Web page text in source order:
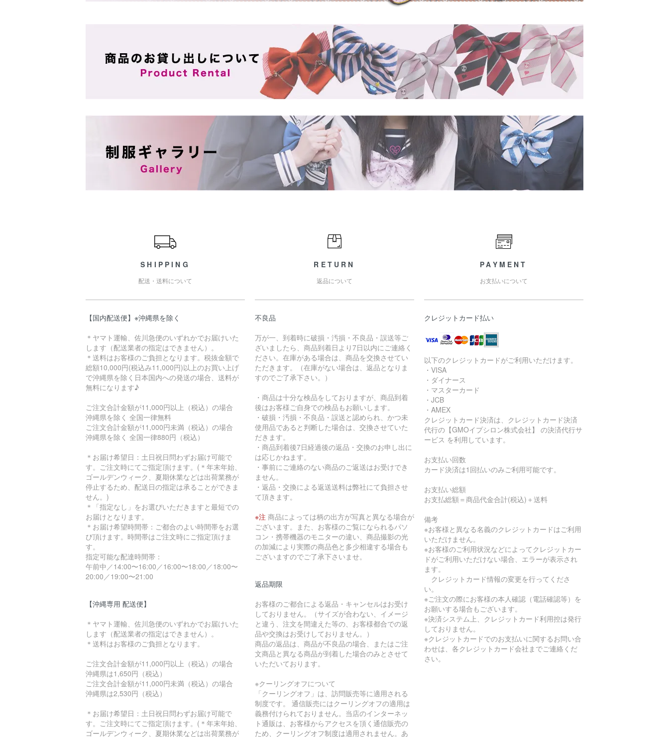
SHIPPING
配送・送料について
【国内配送便】※沖縄県を除く
＊ヤマト運輸、佐川急便のいずれかでお届けいた
します（配送業者の指定はできません）。
＊送料はお客様のご負担となります。税抜金額で
総額10,000円(税込み11,000円)以上のお買い上げ
で沖縄県を除く日本国内への発送の場合、送料が
無料になります♪
ご注文合計金額が11,000円以上（税込）の場合
沖縄県を除く 全国一律無料
ご注文合計金額が11,000円未満（税込）の場合
沖縄県を除く 全国一律880円（税込）
＊お届け希望日：土日祝日問わずお届け可能で
す。ご注文時にてご指定頂けます。(＊年末年始、
ゴールデンウィーク、夏期休業などは出荷業務が
停止するため、配送日の指定は承ることができま
せん。)
＊「指定なし」をお選びいただきますと最短での
お届けとなります。
＊お届け希望時間帯：ご都合のよい時間帯をお選
び頂けます。時間帯はご注文時にご指定頂けま
す。
指定可能な配達時間帯：
午前中／14:00〜16:00／16:00〜18:00／18:00〜
20:00／19:00〜21:00
【沖縄専用 配送便】
＊ヤマト運輸、佐川急便のいずれかでお届けいた
します（配送業者の指定はできません）。
＊送料はお客様のご負担となります。
ご注文合計金額が11,000円以上（税込）の場合
沖縄県は1,650円（税込）
ご注文合計金額が11,000円未満（税込）の場合
沖縄県は2,530円（税込）
＊お届け希望日：土日祝日問わずお届け可能で
す。ご注文時にてご指定頂けます。(＊年末年始、
ゴールデンウィーク、夏期休業などは出荷業務が
RETURN
返品について
不良品
万が一、到着時に破損・汚損・不良品・誤送等ご
ざいましたら、商品到着日より7日以内にご連絡く
ださい。在庫がある場合は、商品を交換させてい
ただきます。（在庫がない場合は、返品となりま
すのでご了承下さい。）
・商品は十分な検品をしておりますが、商品到着
後はお客様ご自身での検品もお願いします。
・破損・汚損・不良品・誤送と認められ、かつ未
使用品であると判断した場合は、交換させていた
だきます。
・商品到着後7日経過後の返品・交換のお申し出に
は応じかねます。
・事前にご連絡のない商品のご返送はお受けでき
ません。
・返品・交換による返送送料は弊社にて負担させ
て頂きます。
※注 商品によっては柄の出方が写真と異なる場合が
ございます。また、お客様のご覧になられるパソ
コン・携帯機器のモニターの違い、商品撮影の光
の加減により実際の商品色と多少相違する場合も
ございますのでご了承下さいませ。
返品期限
お客様のご都合による返品・キャンセルはお受け
しておりません。（サイズが合わない、イメージ
と違う、注文を間違えた等の、お客様都合での返
品や交換はお受けしておりません。）
商品の返品は、商品が不良品の場合、またはご注
文商品と異なる商品が到着した場合のみとさせて
いただいております。
※クーリングオフについて
「クーリングオフ」は、訪問販売等に適用される
制度です。 通信販売にはクーリングオフの適用は
義務付けられておりません。当店のインターネッ
ト通販は、お客様からアクセスを頂く通信販売の
ため、クーリングオフ制度は適用されません。あ
PAYMENT
お支払いについて
クレジットカード払い
以下のクレジットカードがご利用いただけます。
・VISA
・ダイナース
・マスターカード
・JCB
・AMEX
クレジットカード決済は、クレジットカード決済
代行の【GMOイプシロン株式会社】 の決済代行サ
ービス を利用しています。
お支払い回数
カード決済は1回払いのみご利用可能です。
お支払い総額
お支払総額＝商品代金合計(税込)＋送料
備考
※お客様と異なる名義のクレジットカードはご利用
いただけません。
※お客様のご利用状況などによってクレジットカー
ドがご利用いただけない場合、エラーが表示され
ます。
クレジットカード情報の変更を行ってくださ
い。
※ご注文の際にお客様の本人確認（電話確認等）を
お願いする場合もございます。
※決済システム上、クレジットカード利用控は発行
しておりません。
※クレジットカードでのお支払いに関するお問い合
わせは、各クレジットカード会社までご連絡くだ
さい。